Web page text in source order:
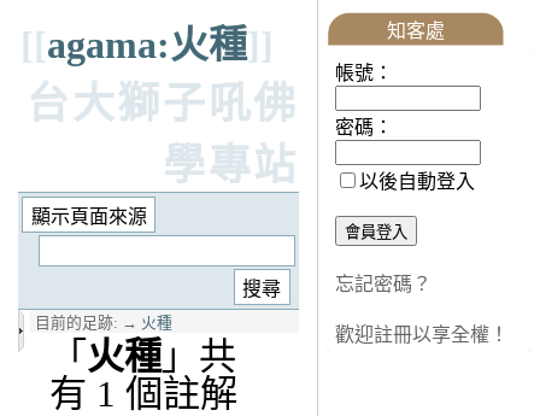
[[agama:火種]]
台大獅子吼佛
學專站
目前的足跡: → 火種
「 火種 」共
有 1 個註解
知客處
帳號：
密碼：
以後自動登入
忘記密碼？
歡迎註冊以享全權！